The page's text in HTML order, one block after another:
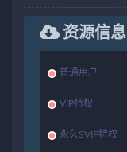
资源信息
普通用户
VIP特权
永久SVIP特权